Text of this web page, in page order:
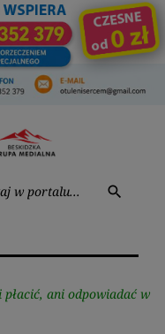
search
ani odpowiadać w